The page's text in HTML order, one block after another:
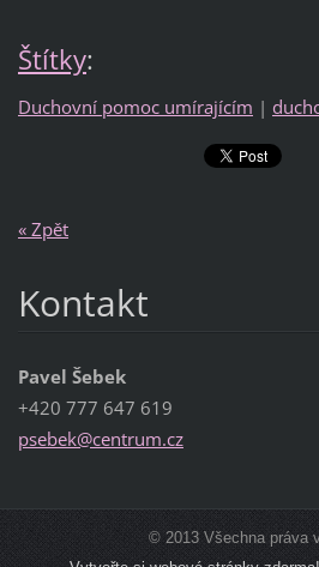
Štítky:
Duchovní pomoc umírajícím |
« Zpět
Kontakt
Pavel Šebek
+420 777 647 619
psebek@centrum.cz
© 2013 Všechna práva